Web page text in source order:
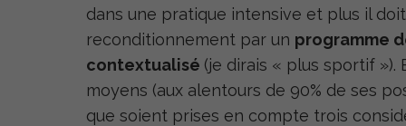
dans une pratique intensive et plus il
reconditionnement par un programme
contextualisé (je dirais « plus sportif »).
moyens (aux alentours de 90% de ses
que soient prises en compte trois